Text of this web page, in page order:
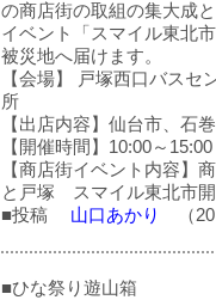
の商店街の取組の集大成
イベント「スマイル東北
被災地へ届けます。
【会場】 戸塚西口バス
所
【出店内容】仙台市、石
【開催時間】10:00～15:00
【商店街イベント内容】
と戸塚 スマイル東北市
■投稿
山口あかり （
■ひな祭り遊山箱